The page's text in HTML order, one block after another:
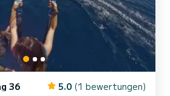
36 5.0 (1 bewertungen)